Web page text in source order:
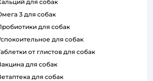
кальций для собак
омега 3 для собак
пробиотики для собак
успокоительное для собак
таблетки от глистов для собак
вакцина для собак
ветаптека для собак